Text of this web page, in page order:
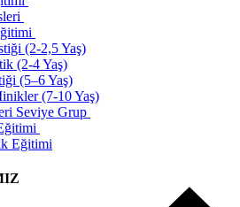
(2-2,5 Yaş)
(2-4 Yaş)
(5–6 Yaş)
(7-10 Yaş)
Seviye Grup
Eğitimi